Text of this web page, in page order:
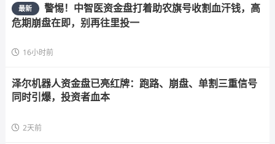
最新
警惕！中智医资金盘打着助农旗号收割血汗钱，高
危期崩盘在即，别再往里投一
16小时前
泽尔机器人资金盘已亮红牌：跑路、崩盘、单割三重信号
同时引爆，投资者血本
2天前